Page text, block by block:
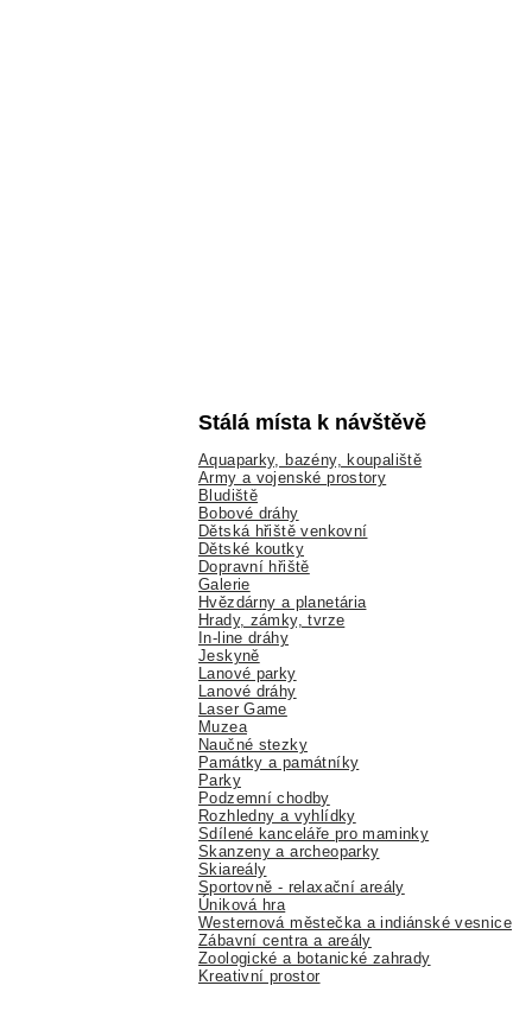
Stálá místa k návštěvě
Aquaparky, bazény, koupaliště
Army a vojenské prostory
Bludiště
Bobové dráhy
Dětská hřiště venkovní
Dětské koutky
Dopravní hřiště
Galerie
Hvězdárny a planetária
Hrady, zámky, tvrze
In-line dráhy
Jeskyně
Lanové parky
Lanové dráhy
Laser Game
Muzea
Naučné stezky
Památky a památníky
Parky
Podzemní chodby
Rozhledny a vyhlídky
Sdílené kanceláře pro maminky
Skanzeny a archeoparky
Skiareály
Sportovně - relaxační areály
Úniková hra
Westernová městečka a indiánské vesnice
Zábavní centra a areály
Zoologické a botanické zahrady
Kreativní prostor